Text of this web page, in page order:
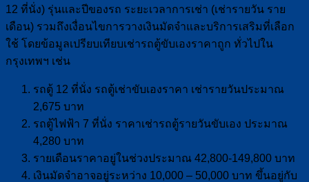
12 ที่นั่ง) รุ่นและปีของรถ ระยะเวลาการเช่า (เช่ารายวัน ราย
เดือน) รวมถึงเงื่อนไขการวางเงินมัดจำและบริการเสริมที่เลือก
ใช้ โดยข้อมูลเปรียบเทียบเช่ารถตู้ขับเองราคาถูก ทั่วไปใน
กรุงเทพฯ เช่น
รถตู้ 12 ที่นั่ง รถตู้เช่าขับเองราคา เช่ารายวันประมาณ
2,675 บาท
รถตู้ไฟฟ้า 7 ที่นั่ง ราคาเช่ารถตู้รายวันขับเอง ประมาณ
4,280 บาท
รายเดือนราคาอยู่ในช่วงประมาณ 42,800-149,800 บาท
เงินมัดจำอาจอยู่ระหว่าง 10,000 – 50,000 บาท ขึ้นอยู่กับ